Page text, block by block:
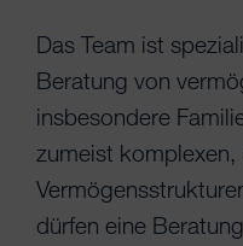
Das Team ist
Beratung von
insbesondere
zumeist komplexen,
dürfen eine